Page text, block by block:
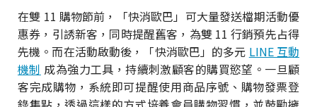
在雙 11 購物節前，「快消歐巴」可大量發送檔期活動優
惠券，引誘新客，同時提醒舊客，為雙 11 行銷預先占得
先機。而在活動啟動後，「快消歐巴」的多元 LINE 互動
機制 成為強力工具，持續刺激顧客的購買慾望。一旦顧
客完成購物，系統即可提醒使用商品序號、購物發票登